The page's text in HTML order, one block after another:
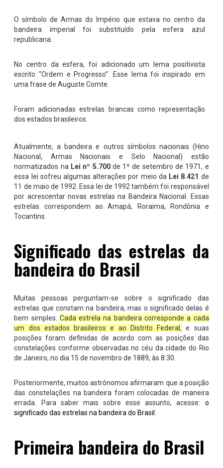
O símbolo de Armas do Império que estava no centro da
bandeira imperial foi substituído pela esfera azul
republicana.
No centro da esfera, foi adicionado um lema positivista
escrito “Ordem e Progresso”. Esse lema foi inspirado em
uma frase de Auguste Comte.
Foram adicionadas estrelas brancas como representação
dos estados brasileiros.
Atualmente, a bandeira e outros símbolos nacionais (Hino
Nacional, Armas Nacionais e Selo Nacional) estão
normatizados na Lei nº 5.700de 1º de setembro de 1971, e
essa lei sofreu algumas alterações por meio da Lei 8.421 de
11 de maio de 1992. Essa lei de 1992 também foi responsável
por acrescentar novas estrelas na Bandeira Nacional. Essas
estrelas correspondem ao Amapá, Roraima, Rondônia e
Tocantins.
Significado das estrelas da
bandeira do Brasil
Muitas pessoas perguntam-se sobre o significado das
estrelas que constam na bandeira, mas o significado delas é
bem simples. Cada estrela na bandeira corresponde a cada
um dos estados brasileiros e ao Distrito Federal, e suas
posições foram definidas de acordo com as posições das
constelações conforme observadas no céu da cidade do Rio
de Janeiro, no dia 15 de novembro de 1889, às 8:30.
Posteriormente, muitos astrônomos afirmaram que a posição
das constelações na bandeira foram colocadas de maneira
errada. Para saber mais sobre esse assunto, acesse: o
significado das estrelas na bandeira do Brasil
Primeira bandeira do Brasil